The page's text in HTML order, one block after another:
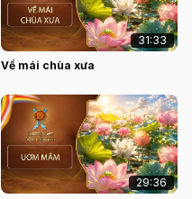
31:33
Về mái chùa xưa
29:36